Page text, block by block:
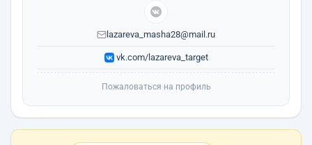
lazareva_masha28@mail.ru
vk.com/lazareva_target
Пожаловаться на профиль